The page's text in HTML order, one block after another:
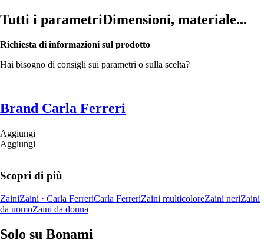
Tutti i parametriDimensioni, materiale...
Richiesta di informazioni sul prodotto
Hai bisogno di consigli sui parametri o sulla scelta?
Brand Carla Ferreri
Aggiungi
Aggiungi
Scopri di più
ZainiZaini · Carla FerreriCarla FerreriZaini multicoloreZaini neriZaini
da uomoZaini da donna
Solo su Bonami